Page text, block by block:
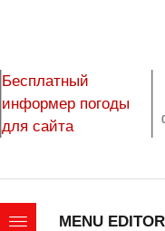
Бесплатный
информер погоды
для сайта
MENU